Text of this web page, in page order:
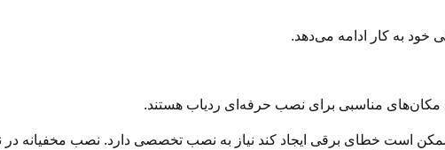
مکان‌های مناسبی برای نصب حرفه‌ای ردیاب هستند.
است خطای برقی ایجاد کند نیاز به نصب تخصصی دارد. نصب مخفیانه